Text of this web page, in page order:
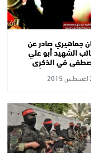
جماهيري صادر عن
الشهيد أبو علي
في الذكرى
السنوية الرابعة عشر
قمر الشهداء أبو